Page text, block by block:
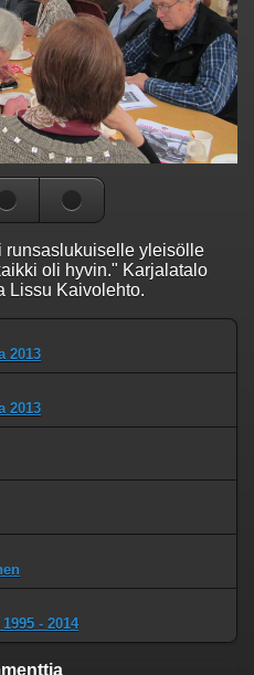
runsaslukuiselle yleisölle
oli hyvin." Karjalatalo
Lissu Kaivolehto.
2013
2013
- 2014